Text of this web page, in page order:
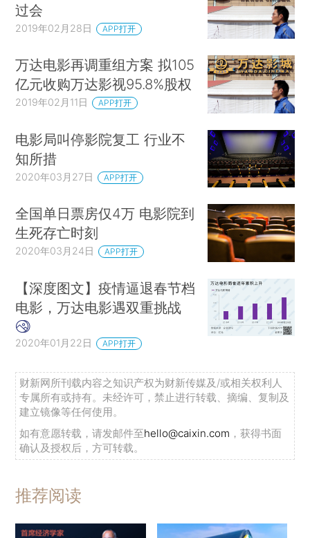
过会
2019年02月28日 APP打开
万达电影再调重组方案 拟105
亿元收购万达影视95.8%股权
2019年02月11日 APP打开
电影局叫停影院复工 行业不
知所措
2020年03月27日 APP打开
全国单日票房仅4万 电影院到
生死存亡时刻
2020年03月24日 APP打开
【深度图文】疫情逼退春节档
电影，万达电影遇双重挑战
2020年01月22日 APP打开
财新网所刊载内容之知识产权为财新传媒及/或相关权利人
专属所有或持有。未经许可，禁止进行转载、摘编、复制及
建立镜像等任何使用。
如有意愿转载，请发邮件至hello@caixin.com ，获得书面
确认及授权后，方可转载。
推荐阅读